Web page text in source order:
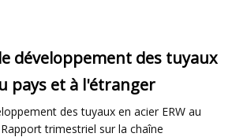
développement des tuyaux
pays et à l'étranger
des tuyaux en acier ERW au
trimestriel sur la chaîne